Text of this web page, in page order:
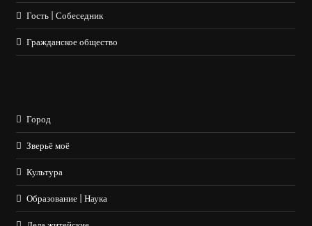
Гость | Собеседник
Гражданское общество
Город
Зверьё моё
Культура
Образование | Наука